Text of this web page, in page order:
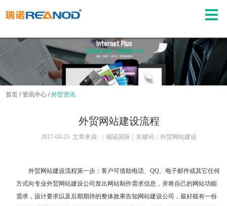
首页 / 资讯中心 /外贸资讯
外贸网站建设流程
2017-03-25 文章来源: ：瑞诺国际 | 关键词：外贸网站建设
外贸网站建设流程第一步：客户可借助电话、QQ、电子邮件或其它任何
方式向专业外贸网站建设公司发出网站制作需求信息，并将自己的网站功能
需求，设计要求以及后期期待的整体效果告知网站建设公司，最好能有一份